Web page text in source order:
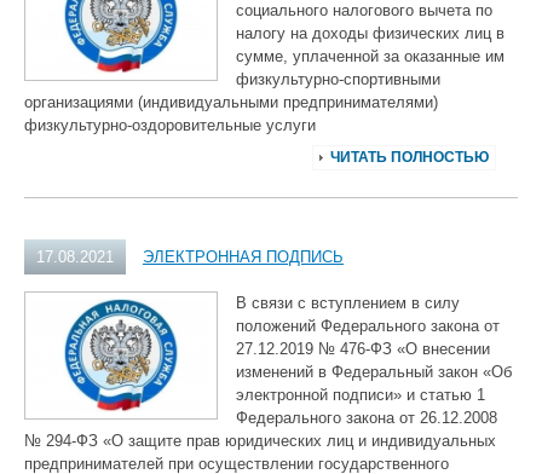
социального налогового вычета по
налогу на доходы физических лиц в
сумме, уплаченной за оказанные им
физкультурно-спортивными
организациями (индивидуальными предпринимателями)
физкультурно-оздоровительные услуги
ЧИТАТЬ ПОЛНОСТЬЮ
17.08.2021 ЭЛЕКТРОННАЯ ПОДПИСЬ
В связи с вступлением в силу
положений Федерального закона от
27.12.2019 № 476-ФЗ «О внесении
изменений в Федеральный закон «Об
электронной подписи» и статью 1
Федерального закона от 26.12.2008
№ 294-ФЗ «О защите прав юридических лиц и индивидуальных
предпринимателей при осуществлении государственного